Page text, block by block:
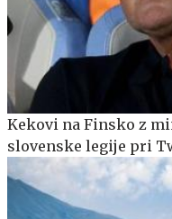
Kekovi na Finsko z
slovenske legije pri